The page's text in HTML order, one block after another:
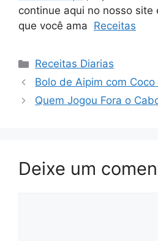
continue aqui no nosso site
que você ama Receitas
Categorias
Receitas Diarias
Bolo de Aipim com
Quem Jogou Fora o
Deixe um